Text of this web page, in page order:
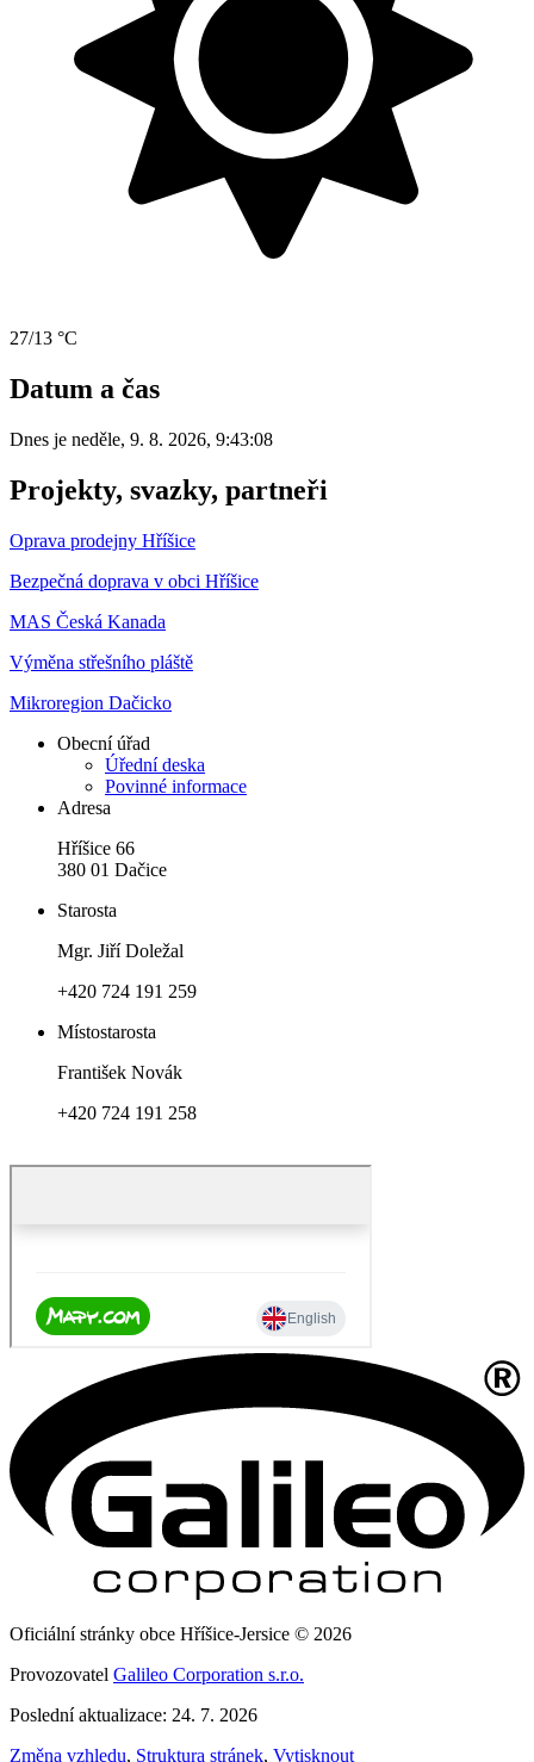
27/13 °C
Datum a čas
Dnes je neděle, 9. 8. 2026, 9:43:08
Projekty, svazky, partneři
Oprava prodejny Hříšice
Bezpečná doprava v obci Hříšice
MAS Česká Kanada
Výměna střešního pláště
Mikroregion Dačicko
Obecní úřad
Úřední deska
Povinné informace
Adresa
Hříšice 66
380 01 Dačice
Starosta
Mgr. Jiří Doležal
+420 724 191 259
Místostarosta
František Novák
+420 724 191 258
Oficiální stránky obce Hříšice-Jersice © 2026
Provozovatel Galileo Corporation s.r.o.
Poslední aktualizace: 24. 7. 2026
Změna vzhledu, Struktura stránek, Vytisknout